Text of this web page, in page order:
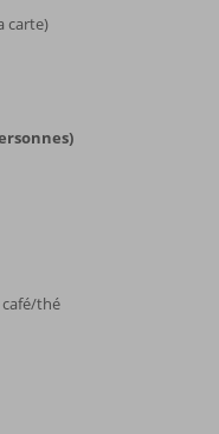
carte)
thé